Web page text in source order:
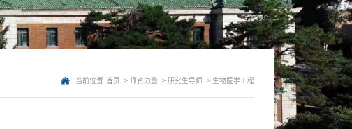
当前位置: 首页 师资力量 研究生导师 生物医学工程